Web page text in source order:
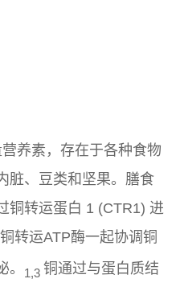
养素，存在于各种食物
脏、豆类和坚果。膳食
铜转运蛋白 1 (CTR1) 进
转运ATP酶一起协调铜
1,3 铜通过与蛋白质结